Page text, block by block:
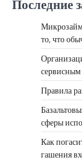
Последние
то, что
Правила
сферы
Как
гашения